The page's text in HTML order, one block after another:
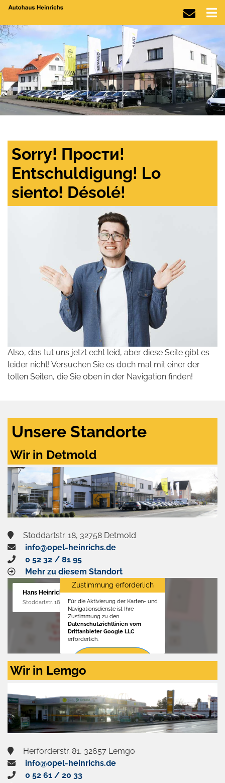
Sorry! Прости!
Entschuldigung! Lo
siento! Désolé!
Also, das tut uns jetzt echt leid, aber diese Seite gibt es
leider nicht! Versuchen Sie es doch mal mit einer der
tollen Seiten, die Sie oben in der Navigation finden!
Unsere Standorte
Wir in Detmold
Stoddartstr. 18, 32758 Detmold
info@opel-heinrichs.de
0 52 32 / 81 95
Mehr zu diesem Standort
Hans Heinrichs GmbH
Stoddartstr. 18, 32758 Detmold
Zustimmung erforderlich
Für die Aktivierung der Karten- und
Navigationsdienste ist Ihre
Zustimmung zu den
Datenschutzrichtlinien vom
Drittanbieter Google LLC
erforderlich.
Zustimmen
aktivieren
Wir in Lemgo
Herforderstr. 81, 32657 Lemgo
info@opel-heinrichs.de
0 52 61 / 20 33